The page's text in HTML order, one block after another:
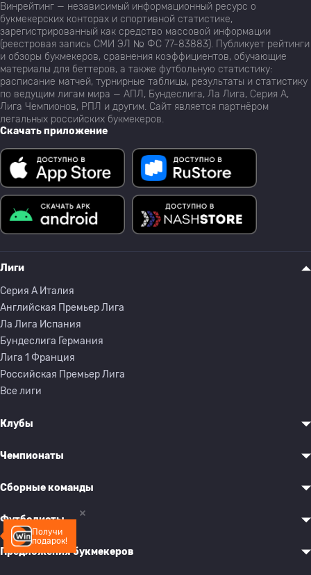
Получи
подарок!
Винрейтинг — независимый информационный ресурс о
букмекерских конторах и спортивной статистике,
зарегистрированный как средство массовой информации
(реестровая запись СМИ ЭЛ № ФС 77-83883). Публикует рейтинги
и обзоры букмекеров, сравнения коэффициентов, обучающие
материалы для беттеров, а также футбольную статистику:
расписание матчей, турнирные таблицы, результаты и статистику
по ведущим лигам мира — АПЛ, Бундеслига, Ла Лига, Серия А,
Лига Чемпионов, РПЛ и другим. Сайт является партнёром
легальных российских букмекеров.
Скачать приложение
Лиги
Серия A Италия
Английская Премьер Лига
Ла Лига Испания
Бундеслига Германия
Лига 1 Франция
Российская Премьер Лига
Все лиги
Клубы
Чемпионаты
Сборные команды
Футболисты
Предложения букмекеров